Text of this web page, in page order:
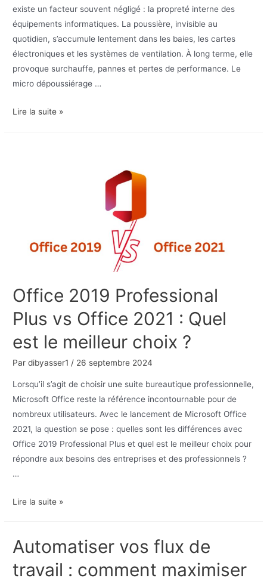
existe un facteur souvent négligé : la propreté interne des
équipements informatiques. La poussière, invisible au
quotidien, s’accumule lentement dans les baies, les cartes
électroniques et les systèmes de ventilation. À long terme, elle
provoque surchauffe, pannes et pertes de performance. Le
micro dépoussiérage …
Micro
Lire la suite »
Office 2019 Professional
Plus vs Office 2021 : Quel
est le meilleur choix ?
Pardibyasser1 / 26 septembre 2024
Lorsqu’il s’agit de choisir une suite bureautique professionnelle,
Microsoft Office reste la référence incontournable pour de
nombreux utilisateurs. Avec le lancement de Microsoft Office
2021, la question se pose : quelles sont les différences avec
Office 2019 Professional Plus et quel est le meilleur choix pour
répondre aux besoins des entreprises et des professionnels ?
…
Office
Plus
Office
Lire la suite »
Automatiser vos flux de
travail : comment maximiser